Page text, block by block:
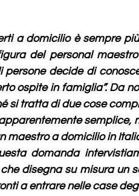
a domicilio è sempre
del personal
decide di
ospite in famiglia”. Da
si tratta di due cose
maestro a domicilio in
domanda
che disegna su misura
a entrare nelle case